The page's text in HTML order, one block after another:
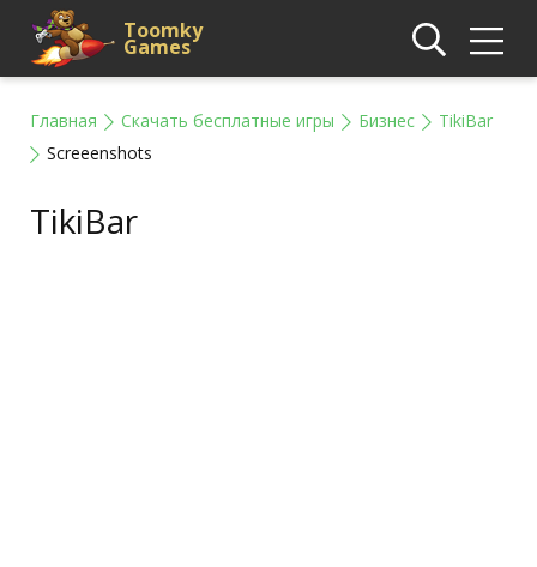
Toomky
Games
Главная Скачать бесплатные игры Бизнес
TikiBar
Screeenshots
TikiBar